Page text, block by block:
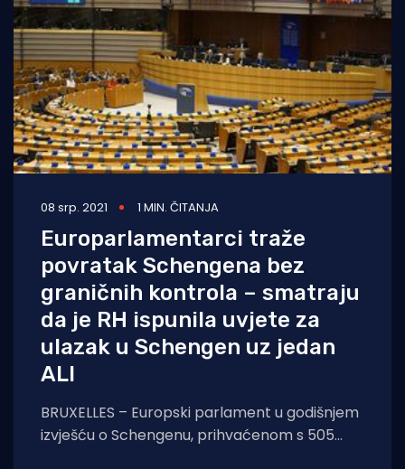
08 srp. 2021 1 MIN. ČITANJA
Europarlamentarci traže
povratak Schengena bez
graničnih kontrola – smatraju
da je RH ispunila uvjete za
ulazak u Schengen uz jedan
ALI
BRUXELLES – Europski parlament u godišnjem
izvješću o Schengenu, prihvaćenom s 505